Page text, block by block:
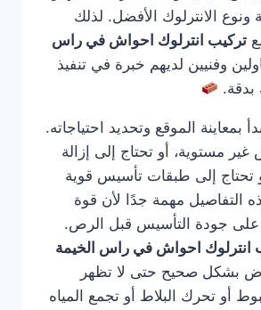
ونوع الانترلوك الأفضل. لذلك
تركيب انترلوك احواش في راس
وفنيين لديهم خبرة في تنفيذ
بدقة.
بمعاينة الموقع وتحديد احتياجاته.
مستوية، أو تحتاج إلى إزالة
تحتاج إلى طبقات تأسيس قوية
التفاصيل مهمة جدًا لأن قوة
على جودة التأسيس قبل الرص.
انترلوك احواش في راس الخيمة
بشكل صحيح حتى لا تظهر
أو تحرك البلاط أو تجمع المياه